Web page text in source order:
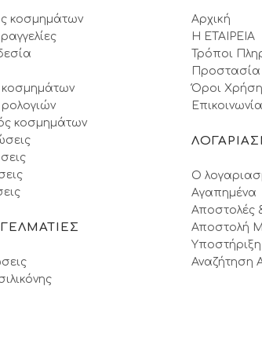
κοσμημάτων
κοσμημάτων
κοσμημάτων
Αρχική
Η ΕΤΑΙΡΕΙΑ
Τρόποι
Όροι
Επικοινωνία
Ο
Αγαπημένα
Αποστολές
Αποστολή
Αναζήτηση